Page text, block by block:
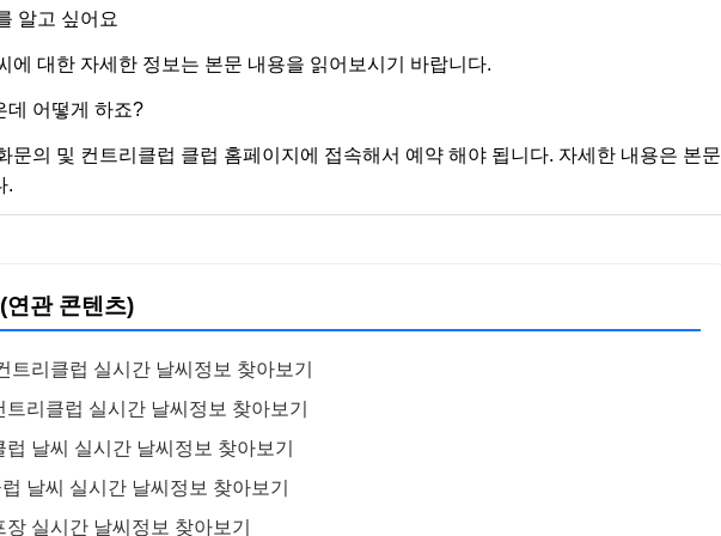
알고 싶어요
에 대한 자세한 정보는 본문 내용을 읽어보시기 바랍니다.
데 어떻게 하죠?
문의 및 컨트리클럽 클럽 홈페이지에 접속해서 예약 해야 됩니다. 자세한 내용은 본문
.
연관 콘텐츠)
트리클럽 실시간 날씨정보 찾아보기
리클럽 실시간 날씨정보 찾아보기
날씨 실시간 날씨정보 찾아보기
날씨 실시간 날씨정보 찾아보기
실시간 날씨정보 찾아보기